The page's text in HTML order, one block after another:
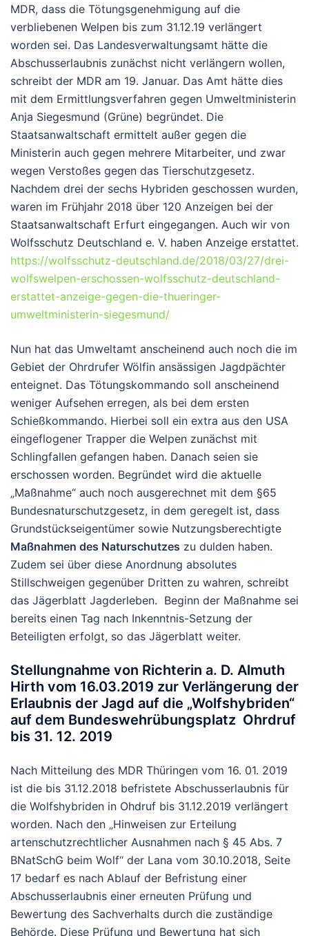
MDR, dass die Tötungsgenehmigung auf die
verbliebenen Welpen bis zum 31.12.19 verlängert
worden sei. Das Landesverwaltungsamt hätte die
Abschusserlaubnis zunächst nicht verlängern wollen,
schreibt der MDR am 19. Januar. Das Amt hätte dies
mit dem Ermittlungsverfahren gegen Umweltministerin
Anja Siegesmund (Grüne) begründet. Die
Staatsanwaltschaft ermittelt außer gegen die
Ministerin auch gegen mehrere Mitarbeiter, und zwar
wegen Verstoßes gegen das Tierschutzgesetz.
Nachdem drei der sechs Hybriden geschossen wurden,
waren im Frühjahr 2018 über 120 Anzeigen bei der
Staatsanwaltschaft Erfurt eingegangen. Auch wir von
Wolfsschutz Deutschland e. V. haben Anzeige erstattet.
https://wolfsschutz-deutschland.de/2018/03/27/drei-
wolfswelpen-erschossen-wolfsschutz-deutschland-
erstattet-anzeige-gegen-die-thueringer-
umweltministerin-siegesmund/
Nun hat das Umweltamt anscheinend auch noch die im
Gebiet der Ohrdrufer Wölfin ansässigen Jagdpächter
enteignet. Das Tötungskommando soll anscheinend
weniger Aufsehen erregen, als bei dem ersten
Schießkommando. Hierbei soll ein extra aus den USA
eingeflogener Trapper die Welpen zunächst mit
Schlingfallen gefangen haben. Danach seien sie
erschossen worden. Begründet wird die aktuelle
„Maßnahme“ auch noch ausgerechnet mit dem §65
Bundesnaturschutzgesetz, in dem geregelt ist, dass
Grundstückseigentümer sowie Nutzungsberechtigte
Maßnahmen des Naturschutzes zu dulden haben.
Zudem sei über diese Anordnung absolutes
Stillschweigen gegenüber Dritten zu wahren, schreibt
das Jägerblatt Jagderleben. Beginn der Maßnahme sei
bereits einen Tag nach Inkenntnis-Setzung der
Beteiligten erfolgt, so das Jägerblatt weiter.
Stellungnahme von Richterin a. D. Almuth
Hirth vom 16.03.2019 zur Verlängerung der
Erlaubnis der Jagd auf die „Wolfshybriden“
auf dem Bundeswehrübungsplatz Ohrdruf
bis 31. 12. 2019
Nach Mitteilung des MDR Thüringen vom 16. 01. 2019
ist die bis 31.12.2018 befristete Abschusserlaubnis für
die Wolfshybriden in Ohdruf bis 31.12.2019 verlängert
worden. Nach den „Hinweisen zur Erteilung
artenschutzrechtlicher Ausnahmen nach § 45 Abs. 7
BNatSchG beim Wolf“ der Lana vom 30.10.2018, Seite
17 bedarf es nach Ablauf der Befristung einer
Abschusserlaubnis einer erneuten Prüfung und
Bewertung des Sachverhalts durch die zuständige
Behörde. Diese Prüfung und Bewertung hat sich